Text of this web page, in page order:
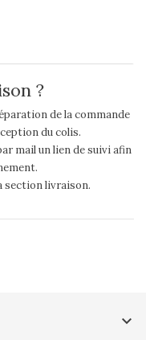
?
de la commande
du colis.
mail un lien de suivi afin
section livraison.
